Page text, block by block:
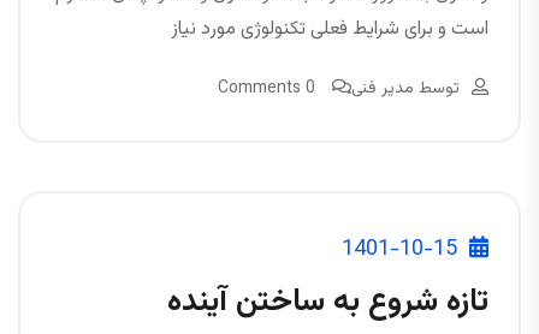
است و برای شرایط فعلی تکنولوژی مورد نیاز
توسط مدیر فنی 0 Comments
1401-10-15
تازه شروع به ساختن آینده